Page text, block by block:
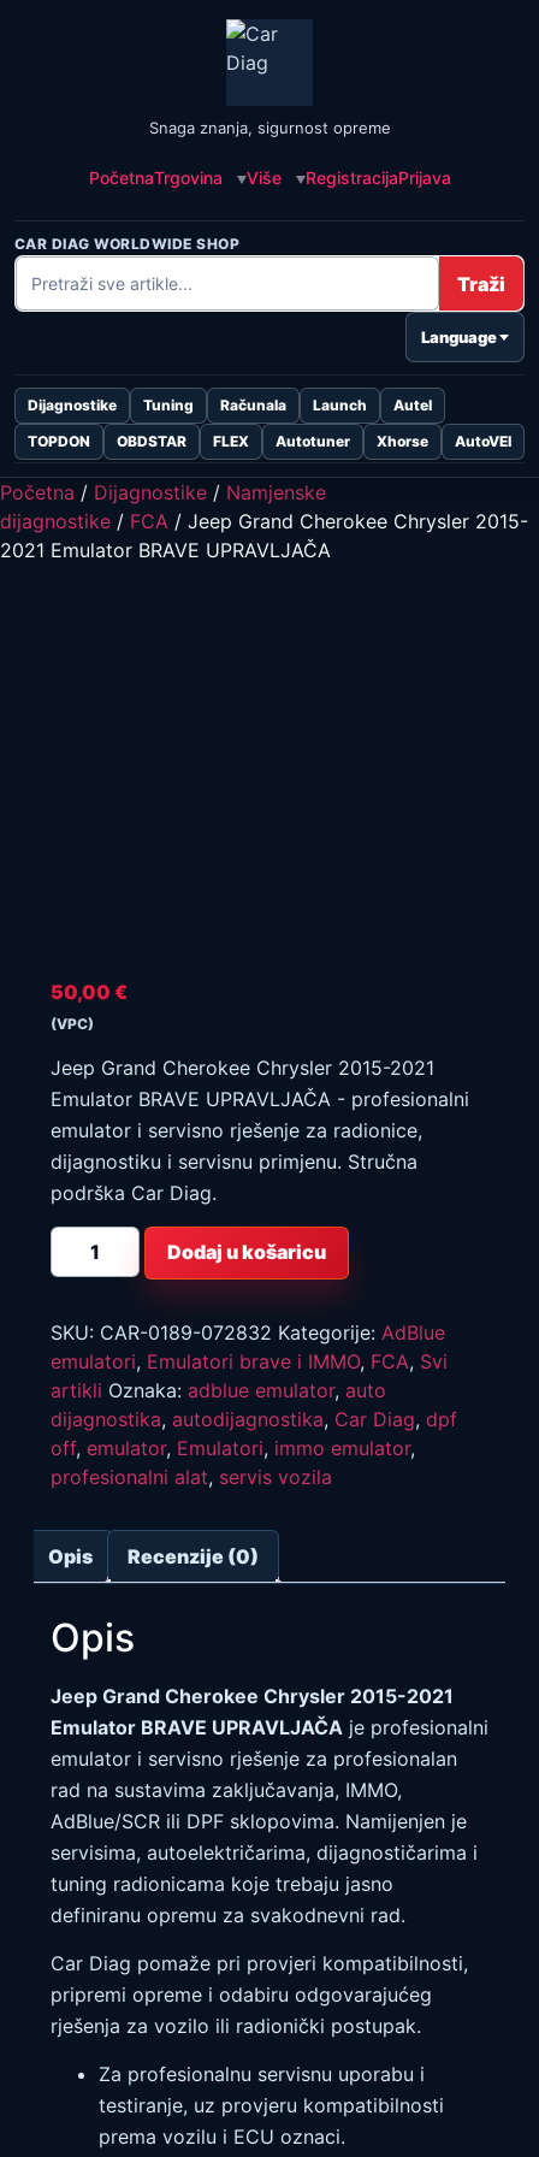
Snaga znanja, sigurnost opreme
PočetnaTrgovina Više RegistracijaPrijava
CAR DIAG WORLDWIDE SHOP
Traži
Language
Dijagnostike Tuning Računala Launch
Autel
TOPDON
OBDSTAR FLEX Autotuner Xhorse AutoVEI
Početna / Dijagnostike / Namjenske
dijagnostike / FCA / Jeep Grand Cherokee Chrysler 2015-
2021 Emulator BRAVE UPRAVLJAČA
50,00 €
(VPC)
Jeep Grand Cherokee Chrysler 2015-2021
Emulator BRAVE UPRAVLJAČA - profesionalni
emulator i servisno rješenje za radionice,
dijagnostiku i servisnu primjenu. Stručna
podrška Car Diag.
Jeep
Grand
Cherokee
2021
Emulator
BRAVE
UPRAVLJAČA
količina
Dodaj u košaricu
SKU: CAR-0189-072832 Kategorije: AdBlue
emulatori, Emulatori brave i IMMO, FCA, Svi
artikli Oznaka: adblue emulator, auto
dijagnostika, autodijagnostika, Car Diag, dpf
off, emulator, Emulatori, immo emulator,
profesionalni alat, servis vozila
Opis Recenzije (0)
Opis
Jeep Grand Cherokee Chrysler 2015-2021
Emulator BRAVE UPRAVLJAČA je profesionalni
emulator i servisno rješenje za profesionalan
rad na sustavima zaključavanja, IMMO,
AdBlue/SCR ili DPF sklopovima. Namijenjen je
servisima, autoelektričarima, dijagnostičarima i
tuning radionicama koje trebaju jasno
definiranu opremu za svakodnevni rad.
Car Diag pomaže pri provjeri kompatibilnosti,
pripremi opreme i odabiru odgovarajućeg
rješenja za vozilo ili radionički postupak.
Za profesionalnu servisnu uporabu i
testiranje, uz provjeru kompatibilnosti
prema vozilu i ECU oznaci.